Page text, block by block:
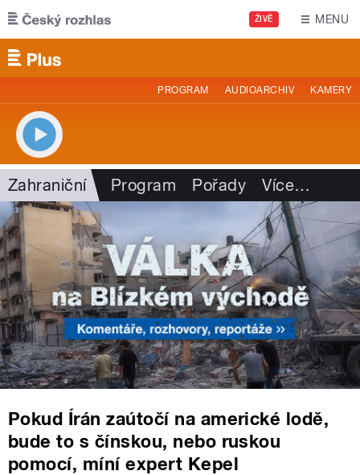
Přejít k hlavnímu obsahu
ŽIVĚ MENU
PROGRAM AUDIOARCHIV KAMERY
Zahraniční Program Pořady Více…
Pokud Írán zaútočí na americké lodě,
bude to s čínskou, nebo ruskou
pomocí, míní expert Kepel